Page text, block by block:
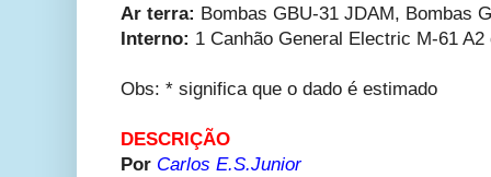
Ar terra: Bombas GBU-31 JDAM, Bombas
Interno: 1 Canhão General Electric M-61 A2
Obs: * significa que o dado é estimado
DESCRIÇÃO
Por Carlos E.S.Junior